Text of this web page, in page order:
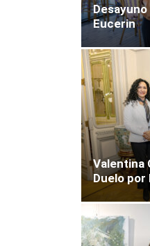
Eucerin
Valentina
Duelo por